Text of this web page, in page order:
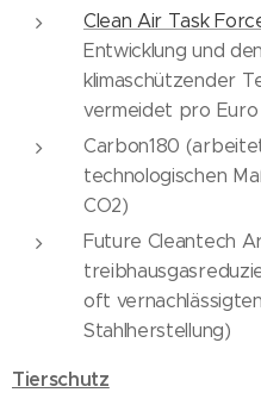
Clean Air Task
Entwicklung und
klimaschützender
vermeidet pro Euro
Carbon180
technologischen
CO2)
Future Cleantech
oft
Stahlherstellung)
Tierschutz